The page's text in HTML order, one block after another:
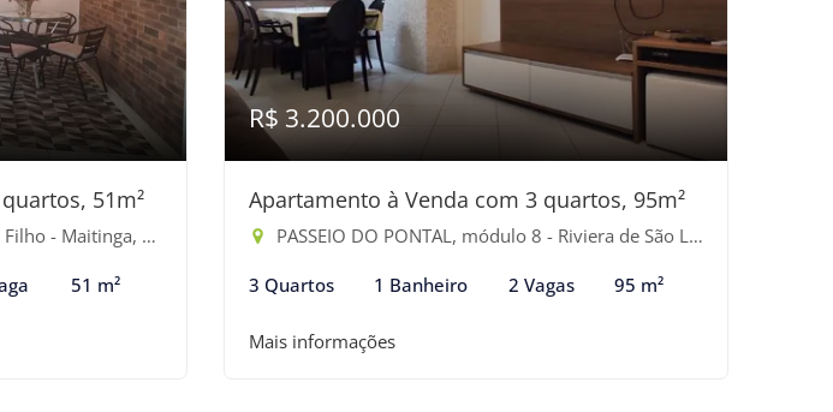
51m²
Bertioga-SP
51 m²
R$ 3.200.000
Apartamento à Venda com 3 quartos, 95m²
PASSEIO DO PONTAL, módulo 8 - Riviera de São Lourenço, Bertioga-SP
3 Quartos 1 Banheiro 2 Vagas 95 m²
Mais informações